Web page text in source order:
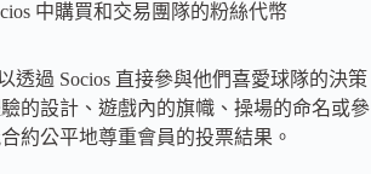
中購買和交易團隊的粉絲代幣
過 Socios 直接參與他們喜愛球隊的決策
的設計、遊戲內的旗幟、操場的命名或參
約公平地尊重會員的投票結果。